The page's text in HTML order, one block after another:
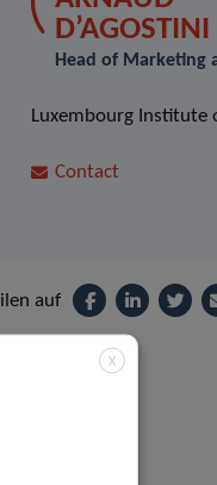
D’AGOSTINI
Head of Marketing
Luxembourg Institute
Contact
auf
X